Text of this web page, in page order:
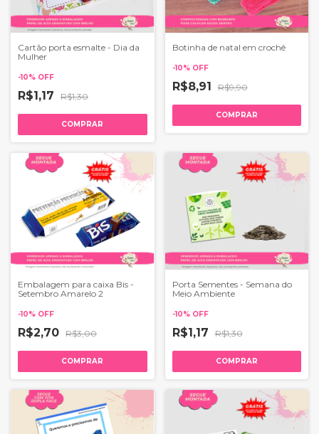
Cartão porta esmalte - Dia da
Mulher
-10% OFF
R$1,17 R$1,30
COMPRAR
Botinha de natal em crochê
-10% OFF
R$8,91 R$9,90
COMPRAR
Embalagem para caixa Bis -
Setembro Amarelo 2
-10% OFF
R$2,70 R$3,00
COMPRAR
Porta Sementes - Semana do
Meio Ambiente
-10% OFF
R$1,17 R$1,30
COMPRAR